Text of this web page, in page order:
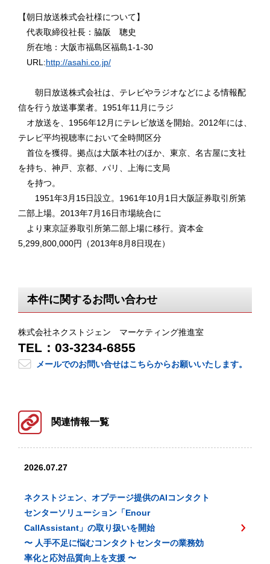
【朝日放送株式会社様について】
代表取締役社長：脇阪 聰史
所在地：大阪市福島区福島1-1-30
URL:http://asahi.co.jp/
朝日放送株式会社は、テレビやラジオなどによる情報配
信を行う放送事業者。1951年11月にラジ
オ放送を、1956年12月にテレビ放送を開始。2012年には、
テレビ平均視聴率において全時間区分
首位を獲得。拠点は大阪本社のほか、東京、名古屋に支社
を持ち、神戸、京都、パリ、上海に支局
を持つ。
1951年3月15日設立。1961年10月1日大阪証券取引所第
二部上場。2013年7月16日市場統合に
より東京証券取引所第二部上場に移行。資本金
5,299,800,000円（2013年8月8日現在）
本件に関するお問い合わせ
株式会社ネクストジェン マーケティング推進室
TEL：03-3234-6855
メールでのお問い合せはこちらからお願いいたします。
関連情報一覧
2026.07.27
ネクストジェン、オプテージ提供のAIコンタクト
センターソリューション「Enour
CallAssistant」の取り扱いを開始
〜 人手不足に悩むコンタクトセンターの業務効
率化と応対品質向上を支援 〜